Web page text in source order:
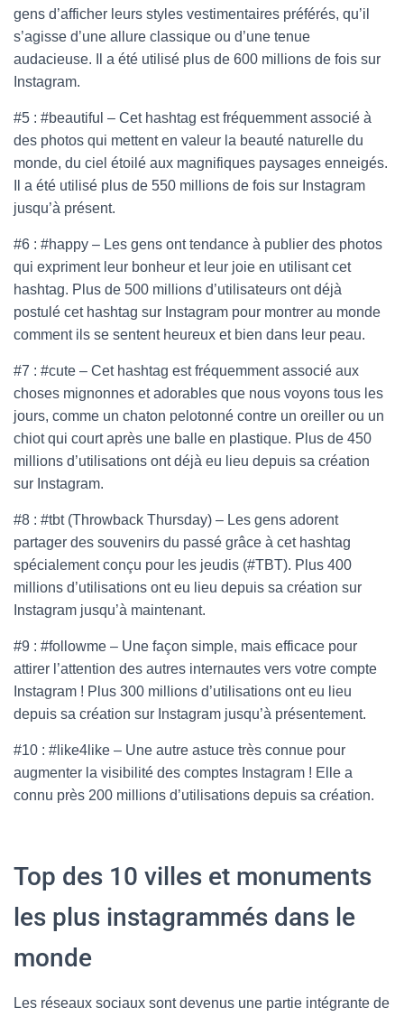
gens d’afficher leurs styles vestimentaires préférés, qu’il
s’agisse d’une allure classique ou d’une tenue
audacieuse. Il a été utilisé plus de 600 millions de fois sur
Instagram.
#5 : #beautiful – Cet hashtag est fréquemment associé à
des photos qui mettent en valeur la beauté naturelle du
monde, du ciel étoilé aux magnifiques paysages enneigés.
Il a été utilisé plus de 550 millions de fois sur Instagram
jusqu’à présent.
#6 : #happy – Les gens ont tendance à publier des photos
qui expriment leur bonheur et leur joie en utilisant cet
hashtag. Plus de 500 millions d’utilisateurs ont déjà
postulé cet hashtag sur Instagram pour montrer au monde
comment ils se sentent heureux et bien dans leur peau.
#7 : #cute – Cet hashtag est fréquemment associé aux
choses mignonnes et adorables que nous voyons tous les
jours, comme un chaton pelotonné contre un oreiller ou un
chiot qui court après une balle en plastique. Plus de 450
millions d’utilisations ont déjà eu lieu depuis sa création
sur Instagram.
#8 : #tbt (Throwback Thursday) – Les gens adorent
partager des souvenirs du passé grâce à cet hashtag
spécialement conçu pour les jeudis (#TBT). Plus 400
millions d’utilisations ont eu lieu depuis sa création sur
Instagram jusqu’à maintenant.
#9 : #followme – Une façon simple, mais efficace pour
attirer l’attention des autres internautes vers votre compte
Instagram ! Plus 300 millions d’utilisations ont eu lieu
depuis sa création sur Instagram jusqu’à présentement.
#10 : #like4like – Une autre astuce très connue pour
augmenter la visibilité des comptes Instagram ! Elle a
connu près 200 millions d’utilisations depuis sa création.
Top des 10 villes et monuments
les plus instagrammés dans le
monde
Les réseaux sociaux sont devenus une partie intégrante de